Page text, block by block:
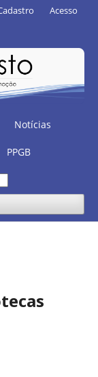
Notícias
PPGB
Acesso